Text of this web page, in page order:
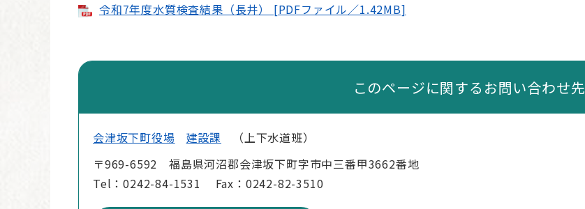
令和7年度水質検査結果（長井） [PDFファイル／1.42MB]
このページに関するお問い合わせ先
会津坂下町役場 建設課
上下水道班
〒969-6592 福島県河沼郡会津坂下町字市中三番甲3662番地
Tel：0242-84-1531
Fax：0242-82-3510